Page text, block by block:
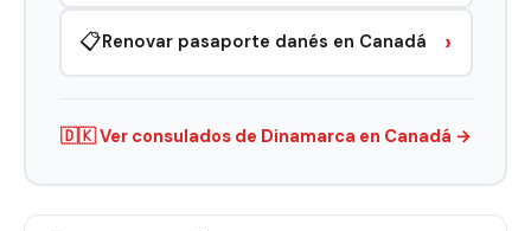
📋Renovar pasaporte danés en Canadá ›
🇩🇰 Ver consulados de Dinamarca en Canadá →